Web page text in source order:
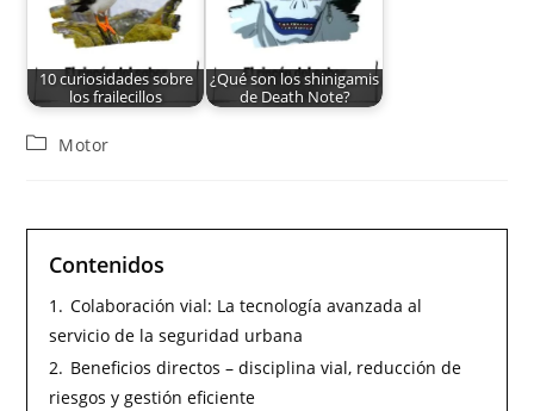
10 curiosidades sobre
los frailecillos
¿Qué son los shinigamis
de Death Note?
Motor
Contenidos
1. Colaboración vial: La tecnología avanzada al
servicio de la seguridad urbana
2. Beneficios directos – disciplina vial, reducción de
riesgos y gestión eficiente